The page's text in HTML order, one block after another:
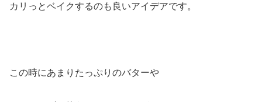
カリっとベイクするのも良いアイデアです。
この時にあまりたっぷりのバターや